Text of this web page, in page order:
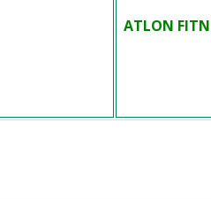
ATLON